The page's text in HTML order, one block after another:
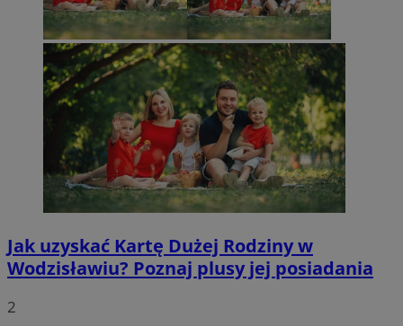
Jak uzyskać Kartę Dużej Rodziny w
Wodzisławiu? Poznaj plusy jej posiadania
2